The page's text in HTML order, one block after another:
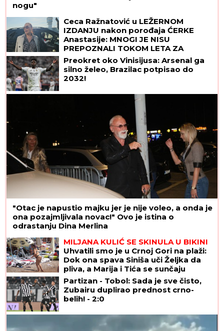
nogu"
Ceca Ražnatović u LEŽERNOM
IZDANJU nakon porođaja ĆERKE
Anastasije: MNOGI JE NISU
PREPOZNALI TOKOM LETA ZA
SRBIJU! (FOTO)
Preokret oko Vinisijusa: Arsenal ga
silno želeo, Brazilac potpisao do
2032!
"Otac je napustio majku jer je nije voleo, a onda je
ona pozajmljivala novac!" Ovo je istina o
odrastanju Dina Merlina
MILJANA KULIĆ SE SKINULA U BIKINI
Uhvatili smo je u Crnoj Gori na plaži:
Dok ona spava Siniša uči Željka da
pliva, a Marija i Tića se sunčaju
(Video)
Partizan - Tobol: Sada je sve čisto,
Zubairu duplirao prednost crno-
belih! - 2:0